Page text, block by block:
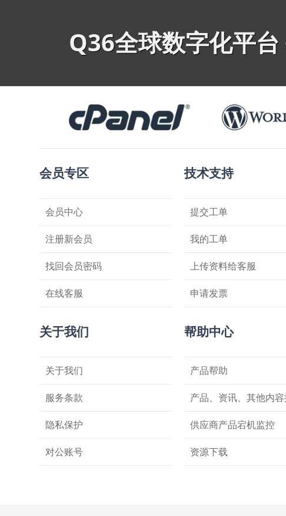
Q36全球数字化平
会员专区
会员中心
注册新会员
找回会员密码
在线客服
关于我们
关于我们
服务条款
隐私保护
对公账号
技术支持
提交工单
我的工单
上传资料给客服
申请发票
帮助中心
产品帮助
产品、资讯、其他内
供应商产品宕机监控
资源下载